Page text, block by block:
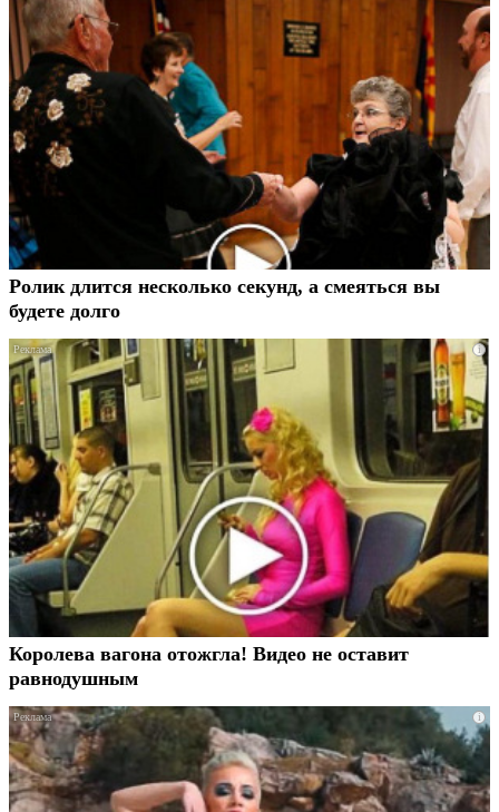
Ролик длится несколько секунд, а смеяться вы
будете долго
i
Королева вагона отожгла! Видео не оставит
равнодушным
i